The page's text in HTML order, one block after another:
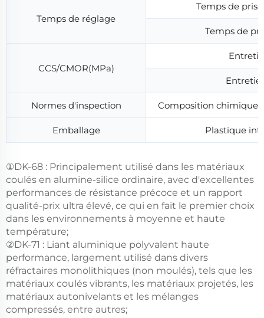
Temps de réglage
Temps de
Temps de
CCS/CMOR(MPa)
Normes d'inspection Composition chimique :
Emballage Plastique
①DK-68 : Principalement utilisé dans les matériaux
coulés en alumine-silice ordinaire, avec d'excellentes
performances de résistance précoce et un rapport
qualité-prix ultra élevé, ce qui en fait le premier choix
dans les environnements à moyenne et haute
température;
②DK-71 : Liant aluminique polyvalent haute
performance, largement utilisé dans divers
réfractaires monolithiques (non moulés), tels que les
matériaux coulés vibrants, les matériaux projetés, les
matériaux autonivelants et les mélanges
compressés, entre autres;